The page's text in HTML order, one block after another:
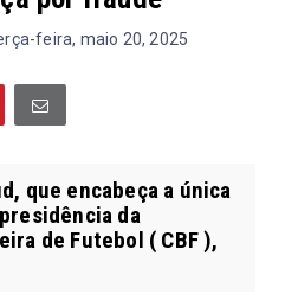
feira, maio 20, 2025
que encabeça a única
da
de Futebol ( CBF ),